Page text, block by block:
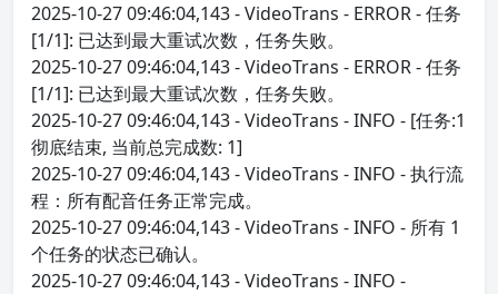
2025-10-27 09:46:04,143 - VideoTrans - ERROR - 任务
[1/1]: 已达到最大重试次数，任务失败。
2025-10-27 09:46:04,143 - VideoTrans - ERROR - 任务
[1/1]: 已达到最大重试次数，任务失败。
2025-10-27 09:46:04,143 - VideoTrans - INFO - [任务:1
彻底结束, 当前总完成数: 1]
2025-10-27 09:46:04,143 - VideoTrans - INFO - 执行流
程：所有配音任务正常完成。
2025-10-27 09:46:04,143 - VideoTrans - INFO - 所有 1
个任务的状态已确认。
2025-10-27 09:46:04,143 - VideoTrans - INFO -